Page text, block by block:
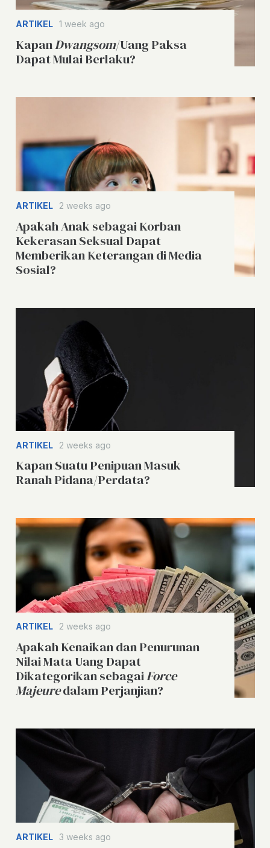
ARTIKEL 1 week ago
KapanDwangsom/Uang Paksa
Dapat Mulai Berlaku?
ARTIKEL 2 weeks ago
Apakah Anak sebagai Korban
Kekerasan Seksual Dapat
Memberikan Keterangan di Media
Sosial?
ARTIKEL 2 weeks ago
Kapan Suatu Penipuan Masuk
Ranah Pidana/Perdata?
ARTIKEL 2 weeks ago
Apakah Kenaikan dan Penurunan
Nilai Mata Uang Dapat
Dikategorikan sebagaiForce
Majeuredalam Perjanjian?
ARTIKEL 3 weeks ago